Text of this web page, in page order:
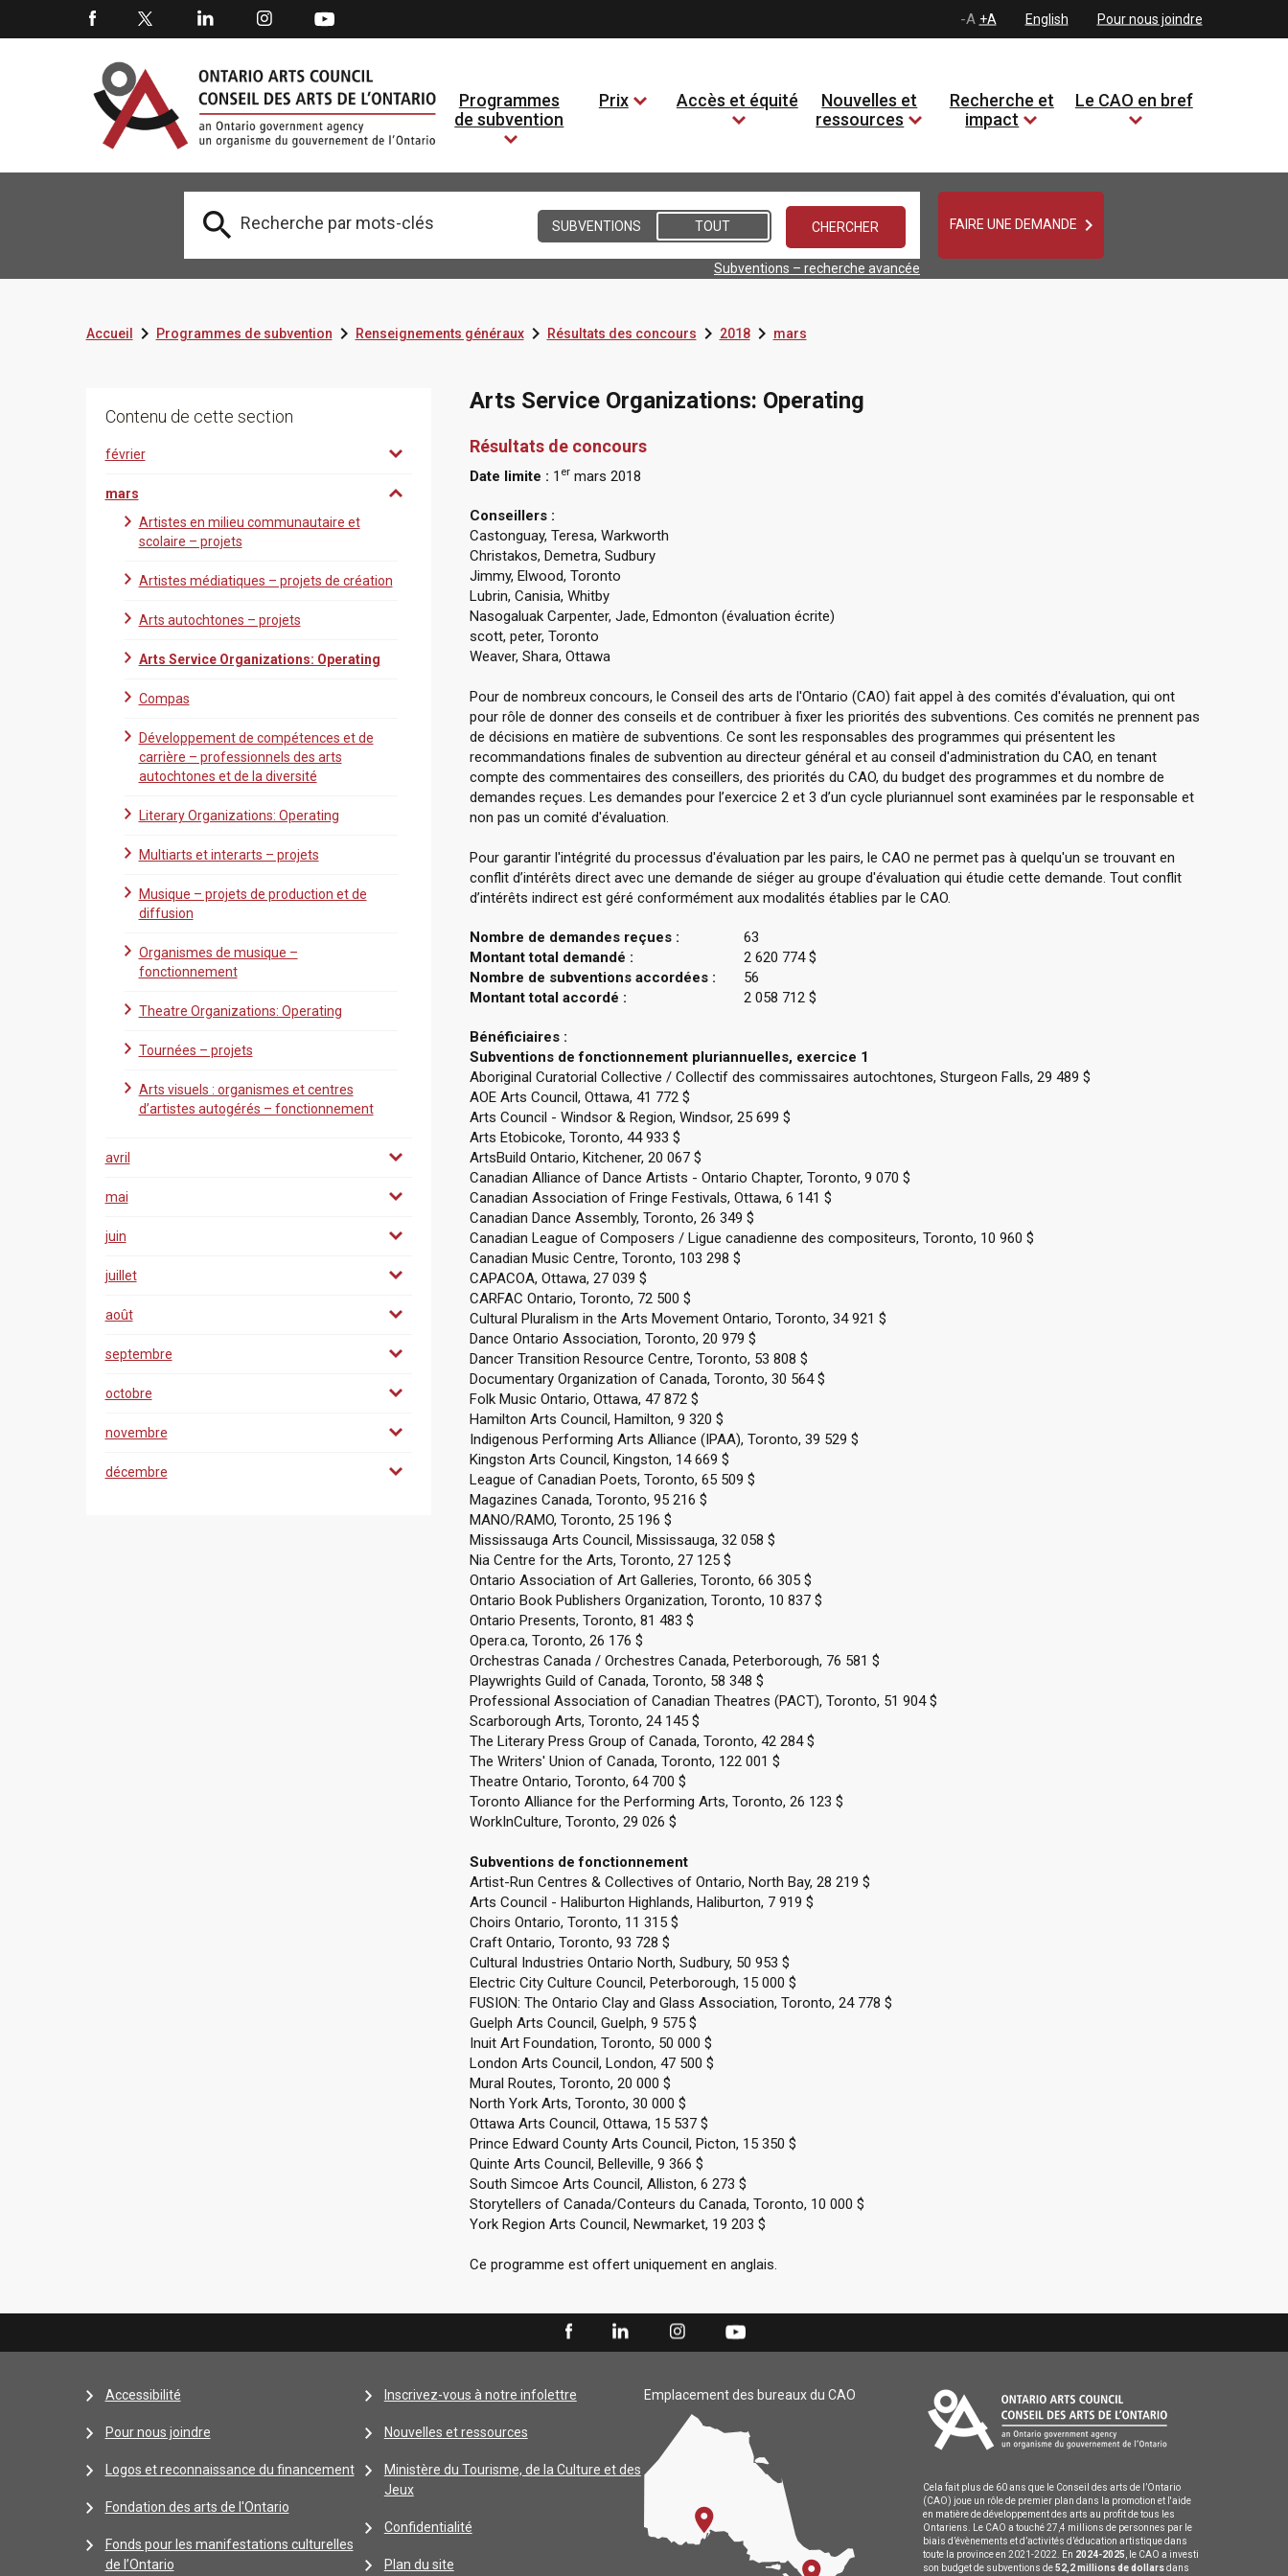
-A +A English Pour nous joindre
Programmes
de subvention
Prix Accès et équité
Nouvelles et
ressources
Recherche et
impact
Le CAO en bref
 SUBVENTIONS TOUT
Subventions – recherche avancée
FAIRE UNE DEMANDE 
Accueil Programmes de subventionRenseignements générauxRésultats des concours2018mars
Contenu de cette section
février
mars
Artistes en milieu communautaire et
scolaire – projets
Artistes médiatiques – projets de création
Arts autochtones – projets
Arts Service Organizations: Operating
Compas
Développement de compétences et de
carrière – professionnels des arts
autochtones et de la diversité
Literary Organizations: Operating
Multiarts et interarts – projets
Musique – projets de production et de
diffusion
Organismes de musique –
fonctionnement
Theatre Organizations: Operating
Tournées – projets
Arts visuels : organismes et centres
d’artistes autogérés – fonctionnement
avril
mai
juin
juillet
août
septembre
octobre
novembre
décembre
Arts Service Organizations: Operating
Résultats de concours
Date limite : 1 ermars 2018
Conseillers :
Castonguay, Teresa, Warkworth
Christakos, Demetra, Sudbury
Jimmy, Elwood, Toronto
Lubrin, Canisia, Whitby
Nasogaluak Carpenter, Jade, Edmonton (évaluation écrite)
scott, peter, Toronto
Weaver, Shara, Ottawa
Pour de nombreux concours, le Conseil des arts de l'Ontario (CAO) fait appel à des comités d'évaluation, qui ont
pour rôle de donner des conseils et de contribuer à fixer les priorités des subventions. Ces comités ne prennent pas
de décisions en matière de subventions. Ce sont les responsables des programmes qui présentent les
recommandations finales de subvention au directeur général et au conseil d'administration du CAO, en tenant
compte des commentaires des conseillers, des priorités du CAO, du budget des programmes et du nombre de
demandes reçues. Les demandes pour l’exercice 2 et 3 d’un cycle pluriannuel sont examinées par le responsable et
non pas un comité d'évaluation.
Pour garantir l'intégrité du processus d'évaluation par les pairs, le CAO ne permet pas à quelqu'un se trouvant en
conflit d’intérêts direct avec une demande de siéger au groupe d'évaluation qui étudie cette demande. Tout conflit
d’intérêts indirect est géré conformément aux modalités établies par le CAO.
Nombre de demandes reçues :
63
Montant total demandé :
2 620 774 $
Nombre de subventions accordées :
56
Montant total accordé :
2 058 712 $
Bénéficiaires :
Subventions de fonctionnement pluriannuelles, exercice 1
Aboriginal Curatorial Collective / Collectif des commissaires autochtones, Sturgeon Falls, 29 489 $
AOE Arts Council, Ottawa, 41 772 $
Arts Council - Windsor & Region, Windsor, 25 699 $
Arts Etobicoke, Toronto, 44 933 $
ArtsBuild Ontario, Kitchener, 20 067 $
Canadian Alliance of Dance Artists - Ontario Chapter, Toronto, 9 070 $
Canadian Association of Fringe Festivals, Ottawa, 6 141 $
Canadian Dance Assembly, Toronto, 26 349 $
Canadian League of Composers / Ligue canadienne des compositeurs, Toronto, 10 960 $
Canadian Music Centre, Toronto, 103 298 $
CAPACOA, Ottawa, 27 039 $
CARFAC Ontario, Toronto, 72 500 $
Cultural Pluralism in the Arts Movement Ontario, Toronto, 34 921 $
Dance Ontario Association, Toronto, 20 979 $
Dancer Transition Resource Centre, Toronto, 53 808 $
Documentary Organization of Canada, Toronto, 30 564 $
Folk Music Ontario, Ottawa, 47 872 $
Hamilton Arts Council, Hamilton, 9 320 $
Indigenous Performing Arts Alliance (IPAA), Toronto, 39 529 $
Kingston Arts Council, Kingston, 14 669 $
League of Canadian Poets, Toronto, 65 509 $
Magazines Canada, Toronto, 95 216 $
MANO/RAMO, Toronto, 25 196 $
Mississauga Arts Council, Mississauga, 32 058 $
Nia Centre for the Arts, Toronto, 27 125 $
Ontario Association of Art Galleries, Toronto, 66 305 $
Ontario Book Publishers Organization, Toronto, 10 837 $
Ontario Presents, Toronto, 81 483 $
Opera.ca, Toronto, 26 176 $
Orchestras Canada / Orchestres Canada, Peterborough, 76 581 $
Playwrights Guild of Canada, Toronto, 58 348 $
Professional Association of Canadian Theatres (PACT), Toronto, 51 904 $
Scarborough Arts, Toronto, 24 145 $
The Literary Press Group of Canada, Toronto, 42 284 $
The Writers' Union of Canada, Toronto, 122 001 $
Theatre Ontario, Toronto, 64 700 $
Toronto Alliance for the Performing Arts, Toronto, 26 123 $
WorkInCulture, Toronto, 29 026 $
Subventions de fonctionnement
Artist-Run Centres & Collectives of Ontario, North Bay, 28 219 $
Arts Council - Haliburton Highlands, Haliburton, 7 919 $
Choirs Ontario, Toronto, 11 315 $
Craft Ontario, Toronto, 93 728 $
Cultural Industries Ontario North, Sudbury, 50 953 $
Electric City Culture Council, Peterborough, 15 000 $
FUSION: The Ontario Clay and Glass Association, Toronto, 24 778 $
Guelph Arts Council, Guelph, 9 575 $
Inuit Art Foundation, Toronto, 50 000 $
London Arts Council, London, 47 500 $
Mural Routes, Toronto, 20 000 $
North York Arts, Toronto, 30 000 $
Ottawa Arts Council, Ottawa, 15 537 $
Prince Edward County Arts Council, Picton, 15 350 $
Quinte Arts Council, Belleville, 9 366 $
South Simcoe Arts Council, Alliston, 6 273 $
Storytellers of Canada/Conteurs du Canada, Toronto, 10 000 $
York Region Arts Council, Newmarket, 19 203 $
Ce programme est offert uniquement en anglais.
Accessibilité
Pour nous joindre
Logos et reconnaissance du financement
Fondation des arts de l'Ontario
Fonds pour les manifestations culturelles
de l’Ontario
Inscrivez-vous à notre infolettre
Nouvelles et ressources
Ministère du Tourisme, de la Culture et des
Jeux
Confidentialité
Plan du site
Emplacement des bureaux du CAO
Cela fait plus de 60 ans que le Conseil des arts de l’Ontario
(CAO) joue un rôle de premier plan dans la promotion et l'aide
en matière de développement des arts au profit de tous les
Ontariens. Le CAO a touché 27,4 millions de personnes par le
biais d’évènements et d’activités d’éducation artistique dans
toute la province en 2021-2022. En 2024-2025
, le CAO a investi
son budget de subventions de52,2 millions de dollarsdans